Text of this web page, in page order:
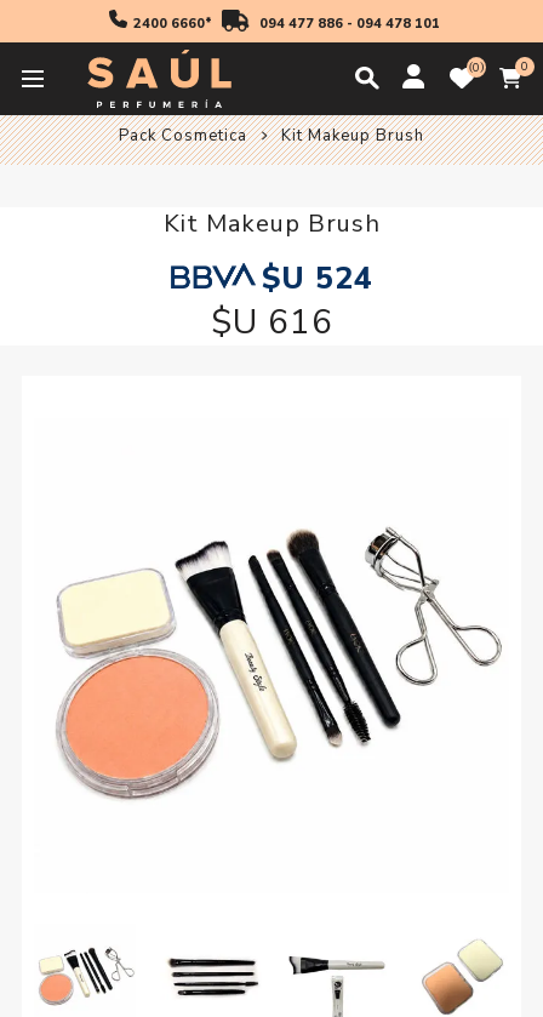
2400 6660* 094 477 886- 094 478 101
0 0
Inicio Cosmetica
Pack Cosmetica
Kit Makeup Brush
Kit Makeup Brush
$U 524
$U 616